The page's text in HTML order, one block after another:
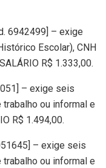
6942499] – exige
Escolar), CNH
R$ 1.333,00.
– exige seis
ou informal e
R$ 1.494,00.
– exige seis
ou informal e